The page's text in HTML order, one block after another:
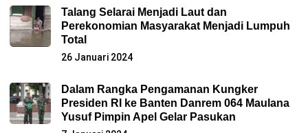
Talang Selarai Menjadi Laut dan
Perekonomian Masyarakat Menjadi Lumpuh
Total
26 Januari 2024
Dalam Rangka Pengamanan Kungker
Presiden RI ke Banten Danrem 064 Maulana
Yusuf Pimpin Apel Gelar Pasukan